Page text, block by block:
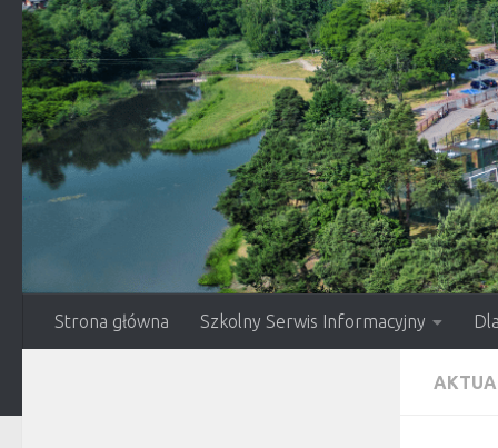
Przejdź do treści
Strona główna Szkolny Serwis Informacyjny